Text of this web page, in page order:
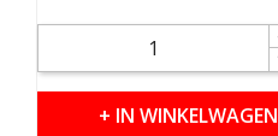
+ IN WINKELWAGEN